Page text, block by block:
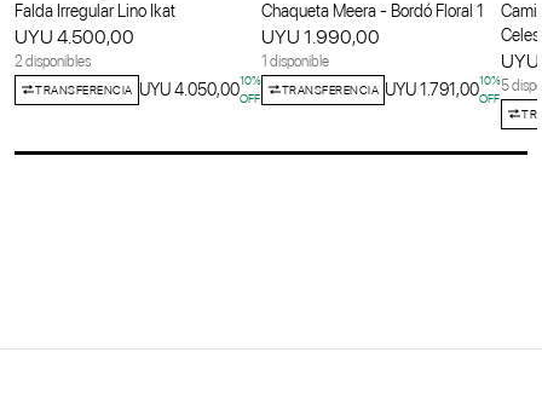
Falda Irregular Lino Ikat
UYU 4.500,00
2 disponibles
TRANSFERENCIA UYU 4.050,0010%
OFF
Chaqueta Meera - Bordó Floral 1
UYU 1.990,00
1 disponible
TRANSFERENCIA UYU 1.791,0010%
OFF
5